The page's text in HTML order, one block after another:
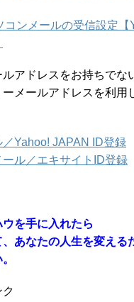
コンメールの受信設定【
アドレスをお持ちでな
メールアドレスを利用
Yahoo! JAPAN ID登録
ル／エキサイトID登録
を手に入れたら
、あなたの人生を変える